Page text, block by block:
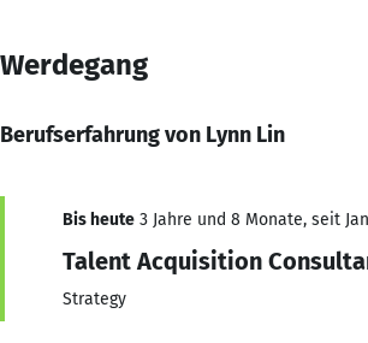
Werdegang
Berufserfahrung von Lynn Lin
Bis heute 3 Jahre und 8 Monate, seit
Talent Acquisition
Strategy